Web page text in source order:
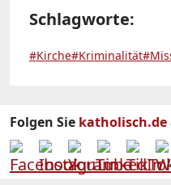
Schlagworte:
#Kirche#Kriminalität
Folgen Sie katholisch.de